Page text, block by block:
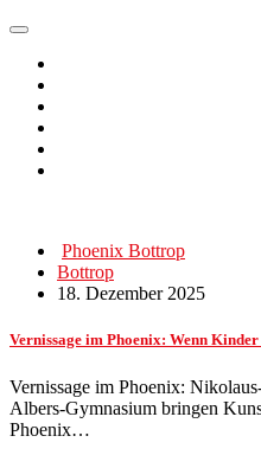
Phoenix Bottrop
Bottrop
18. Dezember 2025
Vernissage im Phoenix: Wenn
Vernissage im Phoenix:
Albers-Gymnasium bringen
Phoenix…